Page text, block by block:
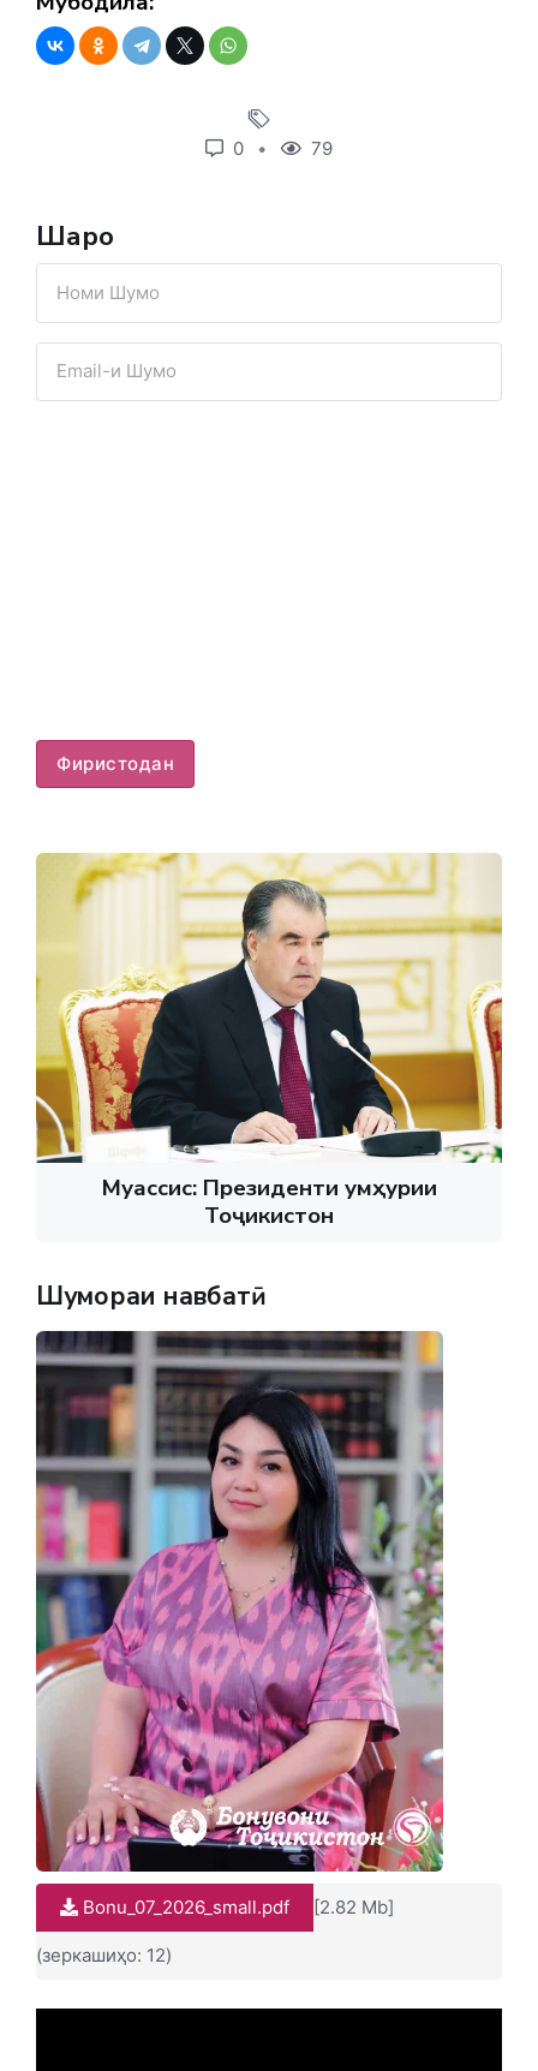
0 79
Шарҳҳо
Фиристодан
Муассис: Президенти Ҷумҳурии
Тоҷикистон
Шумораи навбатӣ
Bonu_07_2026_small.pdf [2.82 Mb]
(зеркашиҳо: 12)